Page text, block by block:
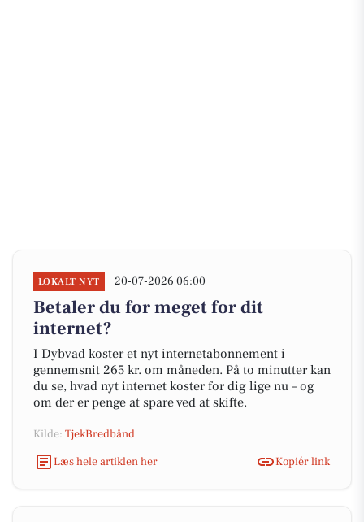
LOKALT NYT 20-07-2026 06:00
Betaler du for meget for dit
internet?
I Dybvad koster et nyt internetabonnement i
gennemsnit 265 kr. om måneden. På to minutter kan
du se, hvad nyt internet koster for dig lige nu – og
om der er penge at spare ved at skifte.
Kilde: TjekBredbånd
Læs hele artiklen her
Kopiér link